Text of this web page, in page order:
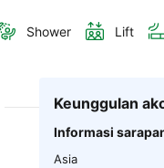
Shower Lift
Keunggulan
Informasi
Asia